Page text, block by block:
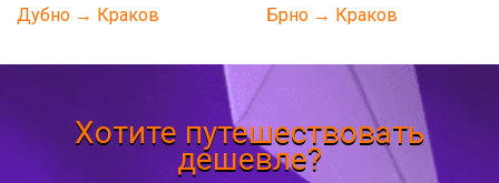
Дубно → Краков
Брно → Краков
Хотите путешествовать
дешевле?